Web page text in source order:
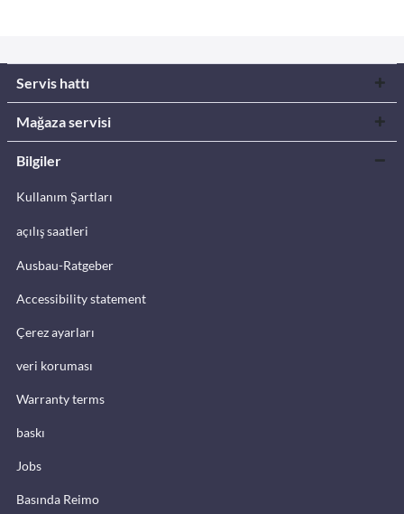
Servis hattı
Mağaza servisi
Bilgiler
Kullanım Şartları
açılış saatleri
Ausbau-Ratgeber
Accessibility statement
Çerez ayarları
veri koruması
Warranty terms
baskı
Jobs
Basında Reimo